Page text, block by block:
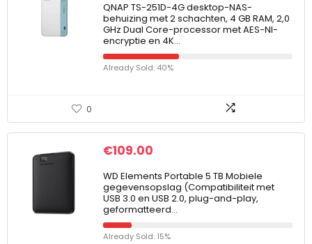
QNAP TS-251D-4G desktop-NAS-
behuizing met 2 schachten, 4 GB RAM, 2,0
GHz Dual Core-processor met AES-NI-
encryptie en 4K…
Already Sold: 40%
0
€109.00
WD Elements Portable 5 TB Mobiele
gegevensopslag (Compatibiliteit met
USB 3.0 en USB 2.0, plug-and-play,
geformatteerd…
Already Sold: 15%